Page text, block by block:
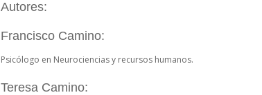
Autores:
Francisco Camino:
Psicólogo en Neurociencias y recursos humanos.
Teresa Camino: